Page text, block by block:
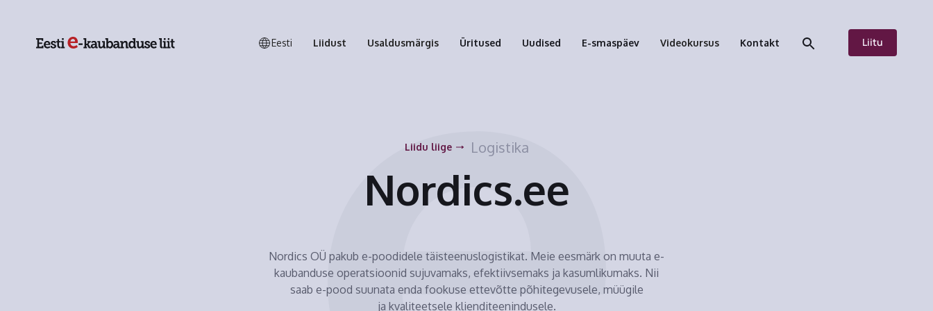
Eesti Liidust Usaldusmärgis Üritused Uudised E-smaspäev Videokursus Kontakt Liitu
Liidu liige Logistika
Nordics.ee
Nordics OÜ pakub e-poodidele täisteenuslogistikat. Meie eesmärk on muuta e-
kaubanduse operatsioonid sujuvamaks, efektiivsemaks ja kasumlikumaks. Nii
saab e-pood suunata enda fookuse ettevõtte põhitegevusele, müügile
ja kvaliteetsele klienditeenindusele.